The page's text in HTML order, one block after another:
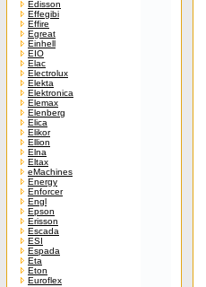
Edisson
Effegibi
Effire
Egreat
Einhell
EIO
Elac
Electrolux
Elekta
Elektronica
Elemax
Elenberg
Elica
Elikor
Ellion
Elna
Eltax
eMachines
Energy
Enforcer
Engl
Epson
Erisson
Escada
ESI
Espada
Eta
Eton
Euroflex